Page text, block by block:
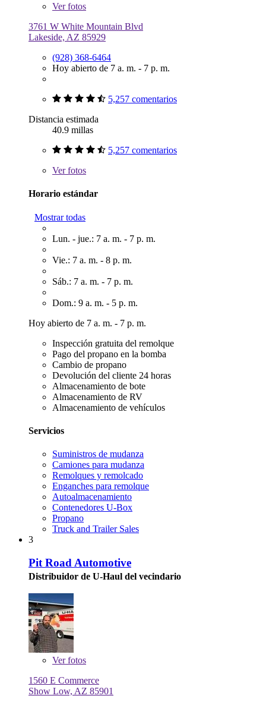
Verfotos
3761 W White Mountain Blvd
Lakeside, AZ 85929
(928) 368-6464
Hoy abierto de 7 a. m. - 7 p. m.
5,257 comentarios
Distancia estimada
40.9 millas
5,257 comentarios
Verfotos
Horario estándar
Mostrar todas
Lun. - jue.: 7 a. m. - 7 p. m.
Vie.: 7 a. m. - 8 p. m.
Sáb.: 7 a. m. - 7 p. m.
Dom.: 9 a. m. - 5 p. m.
Hoy abierto de 7 a. m. - 7 p. m.
Inspección gratuita del remolque
Pago del propano en la bomba
Cambio de propano
Devolución del cliente 24 horas
Almacenamiento de bote
Almacenamiento de RV
Almacenamiento de vehículos
Servicios
Suministros de mudanza
Camiones para mudanza
Remolques y remolcado
Enganches para remolque
Autoalmacenamiento
Contenedores U-Box
Propano
Truck and Trailer Sales
3
Pit Road Automotive
Distribuidor de U-Haul del vecindario
Verfotos
1560 E Commerce
Show Low, AZ 85901